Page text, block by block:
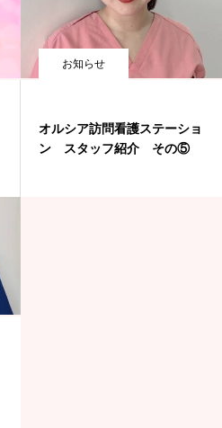
お知らせ
オルシア訪問看護ステーショ
ン スタッフ紹介 その⑤